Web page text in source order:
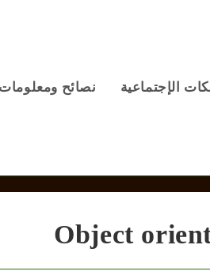
الإجتماعية نصائح ومعلومات